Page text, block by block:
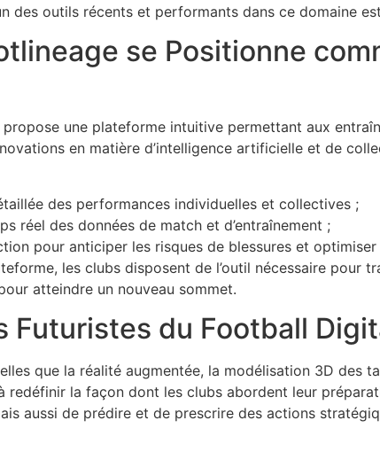
des outils récents et performants dans ce domaine est
se Positionne
propose une plateforme intuitive permettant aux
en matière d’intelligence artificielle et de
des performances individuelles et collectives ;
réel des données de match et d’entraînement ;
pour anticiper les risques de blessures et optimiser
les clubs disposent de l’outil nécessaire
atteindre un nouveau sommet.
Futuristes du Football
que la réalité augmentée, la modélisation 3D des
redéfinir la façon dont les clubs abordent leur
aussi de prédire et de prescrire des actions